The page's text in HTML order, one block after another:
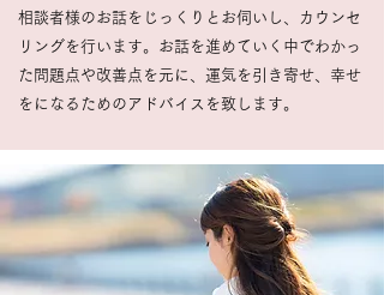
相談者様のお話をじっくりとお伺いし、カウンセ
リングを行います。お話を進めていく中でわかっ
た問題点や改善点を元に、運気を引き寄せ、幸せ
をになるためのアドバイスを致します。